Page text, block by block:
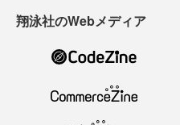
翔泳社のWebメディア